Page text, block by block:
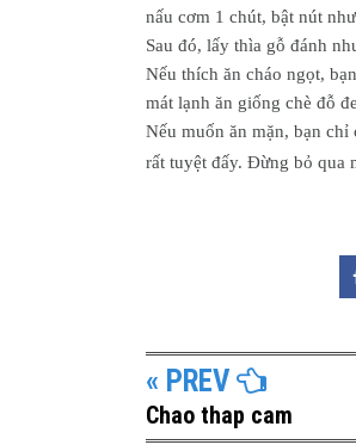
nấu cơm 1 chút, bật nút
Sau đó, lấy thìa gỗ đánh
Nếu thích ăn cháo ngọt,
mát lạnh ăn giống chè đỗ
Nếu muốn ăn mặn, bạn
rất tuyệt đấy. Đừng bỏ qua
« PREV
Chao thap cam